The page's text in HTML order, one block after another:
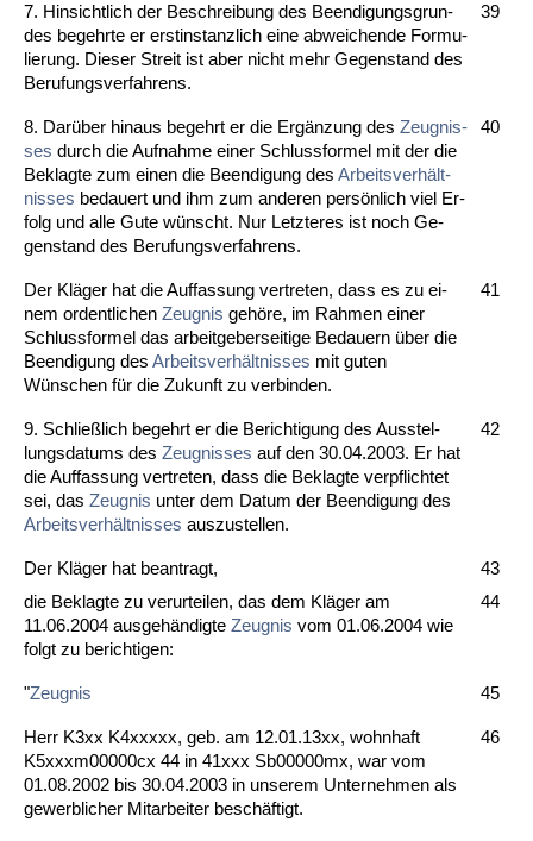
7. Hin­sicht­lich der Be­schrei­bung des Be­en­di­gungs­grun­
des be­gehr­te er erst­in­stanz­lich ei­ne ab­wei­chen­de For­mu­
lie­rung. Die­ser Streit ist aber nicht mehr Ge­gen­stand des
Be­ru­fungs­ver­fah­rens.
39
8. Darüber hin­aus be­gehrt er die Ergänzung des Zeug­nis­
ses durch die Auf­nah­me ei­ner Schluss­for­mel mit der die
Be­klag­te zum ei­nen die Be­en­di­gung des Ar­beits­verhält­
nis­ses be­dau­ert und ihm zum an­de­ren persönlich viel Er­
folg und al­le Gu­te wünscht. Nur Letz­te­res ist noch Ge­
gen­stand des Be­ru­fungs­ver­fah­rens.
40
Der Kläger hat die Auf­fas­sung ver­tre­ten, dass es zu ei­
nem or­dent­li­chen Zeug­nis gehöre, im Rah­men ei­ner
Schluss­for­mel das ar­beit­ge­ber­sei­ti­ge Be­dau­ern über die
Be­en­di­gung des Ar­beits­verhält­nis­ses mit gu­ten
Wünschen für die Zu­kunft zu ver­bin­den.
41
9. Sch­ließlich be­gehrt er die Be­rich­ti­gung des Aus­stel­
lungs­da­tums des Zeug­nis­ses auf den 30.04.2003. Er hat
die Auf­fas­sung ver­tre­ten, dass die Be­klag­te ver­pflich­tet
sei, das Zeug­nis un­ter dem Da­tum der Be­en­di­gung des
Ar­beits­verhält­nis­ses aus­zu­stel­len.
42
Der Kläger hat be­an­tragt,
43
die Be­klag­te zu ver­ur­tei­len, das dem Kläger am
11.06.2004 aus­gehändig­te Zeug­nis vom 01.06.2004 wie
folgt zu be­rich­ti­gen:
44
"Zeug­nis 45
Herr K3xx K4xxxxx, geb. am 12.01.13xx, wohn­haft
K5xxxm00000cx 44 in 41xxx Sb00000mx, war vom
01.08.2002 bis 30.04.2003 in un­se­rem Un­ter­neh­men als
ge­werb­li­cher Mit­ar­bei­ter beschäftigt.
46